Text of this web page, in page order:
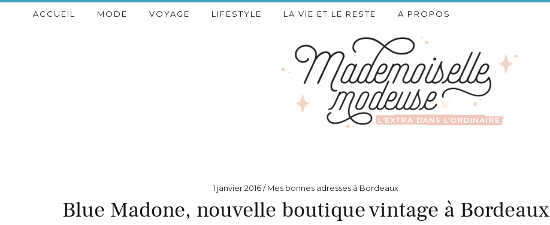
ACCUEIL MODE VOYAGE LIFESTYLE LA VIE ET LE RESTE A PROPOS
1 janvier 2016 Mes bonnes adresses à Bordeaux
Blue Madone, nouvelle boutique vintage à Bordeaux